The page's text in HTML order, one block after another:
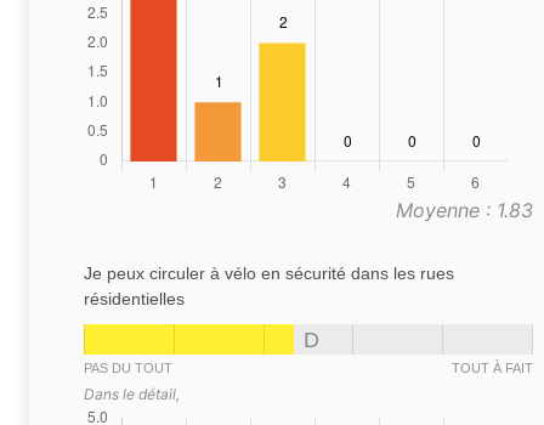
Moyenne : 1.83
Je peux circuler à vélo en sécurité dans les rues
résidentielles
D
PAS DU TOUT TOUT À FAIT
Dans le détail,